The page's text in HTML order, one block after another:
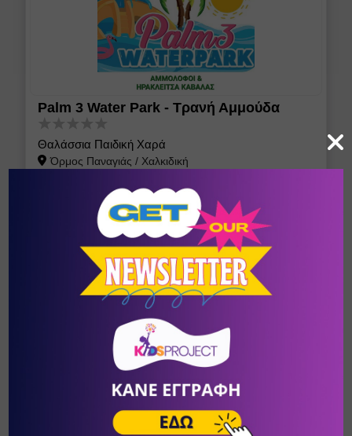
Palm 3 Water Park - Τρανή Αμμούδα
Θαλάσσια Παιδική Χαρά
Όρμος Παναγιάς / Χαλκιδική